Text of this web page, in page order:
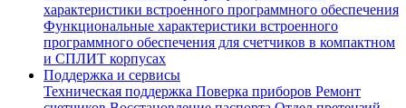
характеристики встроенного программного обеспечения
Функциональные характеристики встроенного
программного обеспечения для счетчиков в компактном
и СПЛИТ корпусах
Поддержка и сервисы
Техническая поддержка Поверка приборов Ремонт